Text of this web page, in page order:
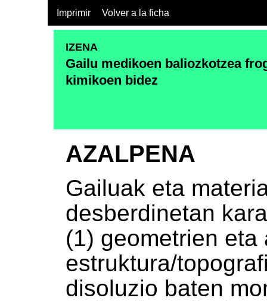
Imprimir Volver a la ficha
IZENA
Gailu medikoen baliozkotzea
kimikoen bidez
AZALPENA
Gailuak eta
desberdinetan
(1) geometrien eta
estruktura/
disoluzio baten